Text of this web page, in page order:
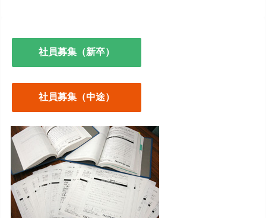
社員募集（新卒）
社員募集（中途）